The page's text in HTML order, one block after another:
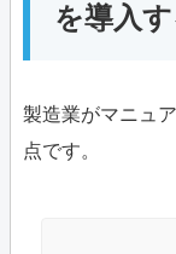
を導入
製造業がマニュ
点です。